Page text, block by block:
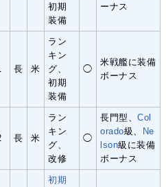
初期
装備
ーナス
長 米
ラン
キン
グ、
初期
装備
◯
米戦艦に装備
ボーナス
長 米
ラン
キン
グ、
改修
◯
長門型、Col
orado級、 Ne
lson級に装備
ボーナス
初期